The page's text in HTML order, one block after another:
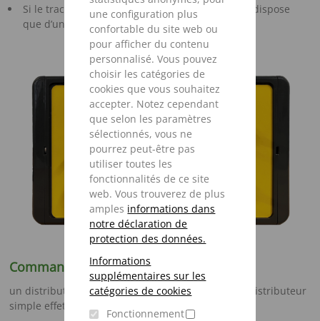
une configuration plus
confortable du site web ou
pour afficher du contenu
personnalisé. Vous pouvez
choisir les catégories de
cookies que vous souhaitez
accepter. Notez cependant
que selon les paramètres
sélectionnés, vous ne
pourrez peut-être pas
utiliser toutes les
fonctionnalités de ce site
web. Vous trouverez de plus
amples informations dans
notre déclaration de
protection des données.
Informations
supplémentaires sur les
catégories de cookies
Fonctionnement
Si le tracteur utilisé est un ancien modèle et ne dispose
que d’un nombre restreint de distributeurs
Commande électrique
un distributeur double effet sur le tracteur ou un distributeur
simple effet avec retour libre. Recommandé :